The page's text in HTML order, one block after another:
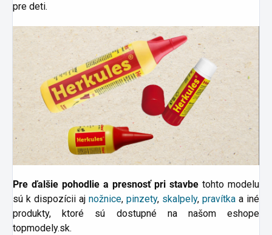
pre deti.
Pre ďalšie pohodlie a presnosť pri stavbe tohto modelu
sú k dispozícii aj nožnice, pinzety, skalpely, pravítka a iné
produkty, ktoré sú dostupné na našom eshope
topmodely.sk.